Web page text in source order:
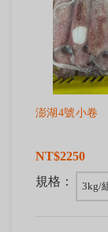
澎湖4號小卷
NT$2250
規格：
3kg/